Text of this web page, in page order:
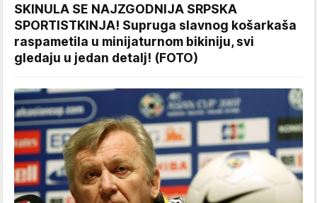
SKINULA SE NAJZGODNIJA SRPSKA
SPORTISTKINJA! Supruga slavnog košarkaša
raspametila u minijaturnom bikiniju, svi
gledaju u jedan detalj! (FOTO)